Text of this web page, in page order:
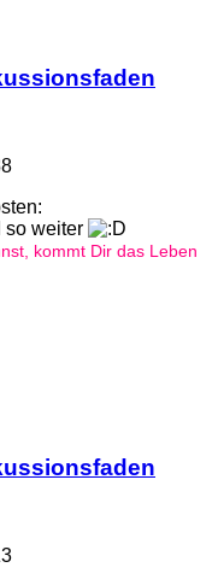
so weiter
kommt Dir das Leben